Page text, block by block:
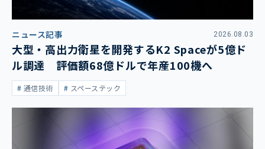
ニュース記事 2026.08.03
大型・高出力衛星を開発するK2 Spaceが5億ド
ル調達 評価額68億ドルで年産100機へ
通信技術 スペーステック